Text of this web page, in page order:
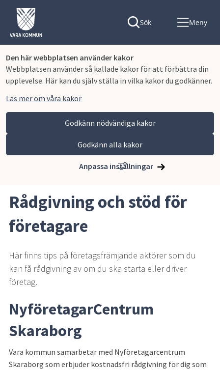
Den här webbplatsen använder kakor
Webbplatsen använder så kallade kakor för att förbättra din
upplevelse. Här kan du själv ställa in vilka kakor du godkänner.
Läs mer om våra kakor
Godkänn nödvändiga kakor
Godkänn alla kakor
Anpassa inställningar
Sök Meny
Vara kommun
Näringsliv och arbete
Starta och driva företag
Rådgivning och stöd för
företagare
Här finns tips på företagsfrämjande aktörer som du
kan få rådgivning av om du ska starta eller driver
företag.
NyföretagarCentrum
Skaraborg
Vara kommun samarbetar med Nyföretagarcentrum
Skaraborg som erbjuder kostnadsfri rådgivning för dig som